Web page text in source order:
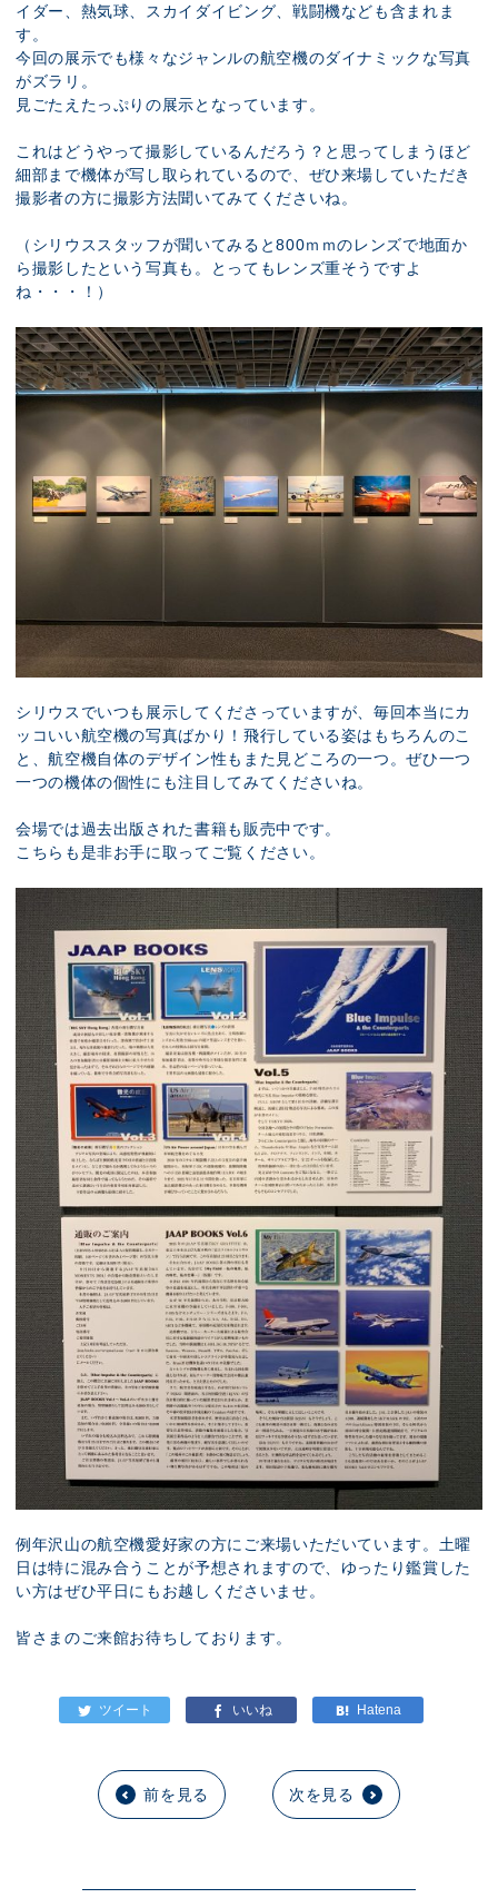
イダー、熱気球、スカイダイビング、戦闘機なども含まれま
す。
今回の展示でも様々なジャンルの航空機のダイナミックな写真
がズラリ。
見ごたえたっぷりの展示となっています。
これはどうやって撮影しているんだろう？と思ってしまうほど
細部まで機体が写し取られているので、ぜひ来場していただき
撮影者の方に撮影方法聞いてみてくださいね。
（シリウススタッフが聞いてみると800ｍｍのレンズで地面か
ら撮影したという写真も。とってもレンズ重そうですよ
ね・・・！）
シリウスでいつも展示してくださっていますが、毎回本当にカ
ッコいい航空機の写真ばかり！飛行している姿はもちろんのこ
と、航空機自体のデザイン性もまた見どころの一つ。ぜひ一つ
一つの機体の個性にも注目してみてくださいね。
会場では過去出版された書籍も販売中です。
こちらも是非お手に取ってご覧ください。
例年沢山の航空機愛好家の方にご来場いただいています。土曜
日は特に混み合うことが予想されますので、ゆったり鑑賞した
い方はぜひ平日にもお越しくださいませ。
皆さまのご来館お待ちしております。
前を見る 次を見る